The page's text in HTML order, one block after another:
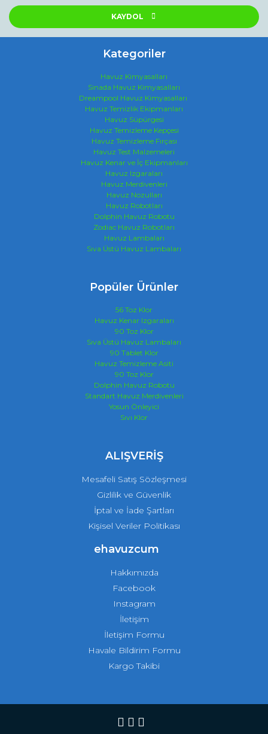
KAYDOL
Kategoriler
Havuz Kimyasalları
Sinada Havuz Kimyasalları
Dreampool Havuz Kimyasalları
Havuz Temizlik Ekipmanları
Havuz Süpürgesi
Havuz Temizleme Kepçesi
Havuz Temizleme Fırçası
Havuz Test Malzemeleri
Havuz Kenar ve İç Ekipmanları
Havuz Izgaraları
Havuz Merdivenleri
Havuz Nozulları
Havuz Robotları
Dolphin Havuz Robotu
Zodiac Havuz Robotları
Havuz Lambaları
Sıva Üstü Havuz Lambaları
Popüler Ürünler
56 Toz Klor
Havuz Kenar Izgaraları
90 Toz Klor
Sıva Üstü Havuz Lambaları
90 Tablet Klor
Havuz Temizleme Asiti
90 Toz Klor
Dolphin Havuz Robotu
Standart Havuz Merdivenleri
Yosun Önleyici
Sıvı Klor
ALIŞVERİŞ
Mesafeli Satış Sözleşmesi
Gizlilik ve Güvenlik
İptal ve İade Şartları
Kişisel Veriler Politikası
ehavuzcum
Hakkımızda
Facebook
Instagram
İletişim
İletişim Formu
Havale Bildirim Formu
Kargo Takibi